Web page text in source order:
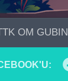
OM GUBIN